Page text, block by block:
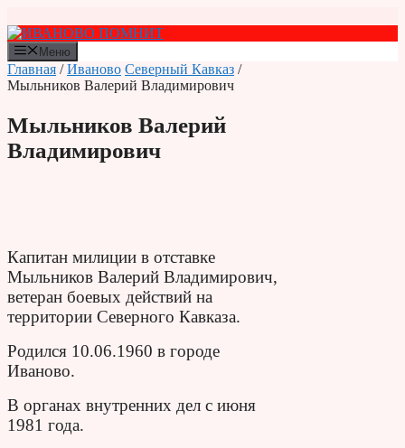
к
содержимому
Меню
Главная /Иваново Северный Кавказ /
Мыльников Валерий Владимирович
Мыльников Валерий
Владимирович
Капитан милиции в отставке
Мыльников Валерий Владимирович,
ветеран боевых действий на
территории Северного Кавказа.
Родился 10.06.1960 в городе
Иваново.
В органах внутренних дел с июня
1981 года.